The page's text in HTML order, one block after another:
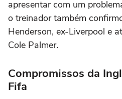
apresentar com um
o treinador também
Henderson, ex-Liverpool e
Cole Palmer.
Compromissos da
Fifa